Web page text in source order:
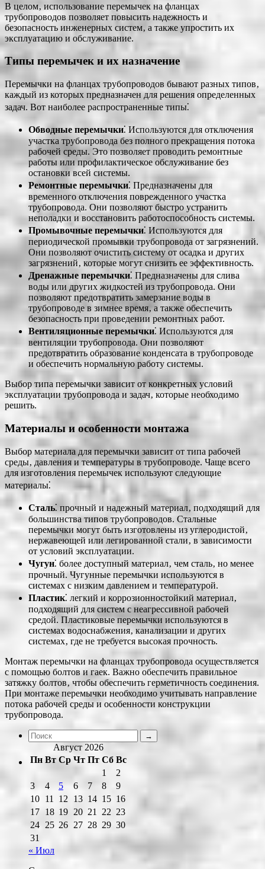
В целом‚ использование перемычек на фланцах
трубопроводов позволяет повысить надежность и
безопасность инженерных систем‚ а также упростить их
эксплуатацию и обслуживание.
Типы перемычек и их назначение
Перемычки на фланцах трубопроводов бывают разных типов‚
каждый из которых предназначен для решения определенных
задач. Вот наиболее распространенные типы⁚
Обводные перемычки⁚ Используются для отключения
участка трубопровода без полного прекращения потока
рабочей среды. Это позволяет проводить ремонтные
работы или профилактическое обслуживание без
остановки всей системы.
Ремонтные перемычки⁚ Предназначены для
временного отключения поврежденного участка
трубопровода. Они позволяют быстро устранить
неполадки и восстановить работоспособность системы.
Промывочные перемычки⁚ Используются для
периодической промывки трубопровода от загрязнений.
Они позволяют очистить систему от осадка и других
загрязнений‚ которые могут снизить ее эффективность.
Дренажные перемычки⁚ Предназначены для слива
воды или других жидкостей из трубопровода. Они
позволяют предотвратить замерзание воды в
трубопроводе в зимнее время‚ а также обеспечить
безопасность при проведении ремонтных работ.
Вентиляционные перемычки⁚ Используются для
вентиляции трубопровода. Они позволяют
предотвратить образование конденсата в трубопроводе
и обеспечить нормальную работу системы.
Выбор типа перемычки зависит от конкретных условий
эксплуатации трубопровода и задач‚ которые необходимо
решить.
Материалы и особенности монтажа
Выбор материала для перемычки зависит от типа рабочей
среды‚ давления и температуры в трубопроводе. Чаще всего
для изготовления перемычек используют следующие
материалы⁚
Сталь⁚ прочный и надежный материал‚ подходящий для
большинства типов трубопроводов. Стальные
перемычки могут быть изготовлены из углеродистой‚
нержавеющей или легированной стали‚ в зависимости
от условий эксплуатации.
Чугун⁚ более доступный материал‚ чем сталь‚ но менее
прочный. Чугунные перемычки используются в
системах с низким давлением и температурой.
Пластик⁚ легкий и коррозионностойкий материал‚
подходящий для систем с неагрессивной рабочей
средой. Пластиковые перемычки используются в
системах водоснабжения‚ канализации и других
системах‚ где не требуется высокая прочность.
Монтаж перемычки на фланцах трубопровода осуществляется
с помощью болтов и гаек. Важно обеспечить правильное
затяжку болтов‚ чтобы обеспечить герметичность соединения.
При монтаже перемычки необходимо учитывать направление
потока рабочей среды и особенности конструкции
трубопровода.
Август 2026
Пн Вт Ср Чт Пт Сб Вс
1
2
3
4 5 6 7 8
9
10 11 12 13 14 15 16
17 18 19 20 21 22 23
24 25 26 27 28 29 30
31
« Июл